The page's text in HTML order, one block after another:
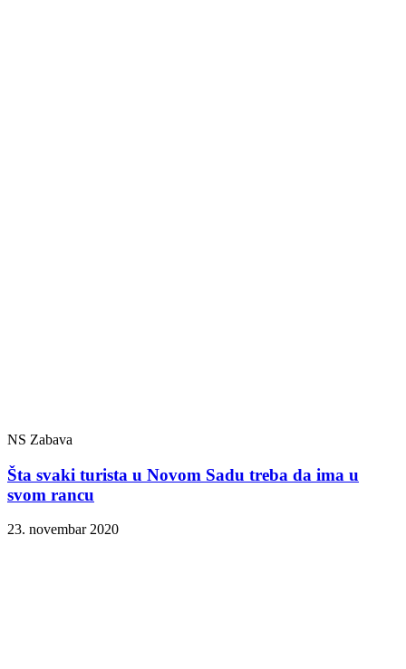
NS Zabava
Šta svaki turista u Novom Sadu treba da ima u
svom rancu
23. novembar 2020